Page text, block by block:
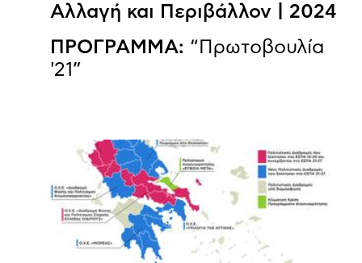
Αλλαγή και Περιβάλλον | 2024
ΠΡΟΓΡΑΜΜΑ: “Πρωτοβουλία
'21”